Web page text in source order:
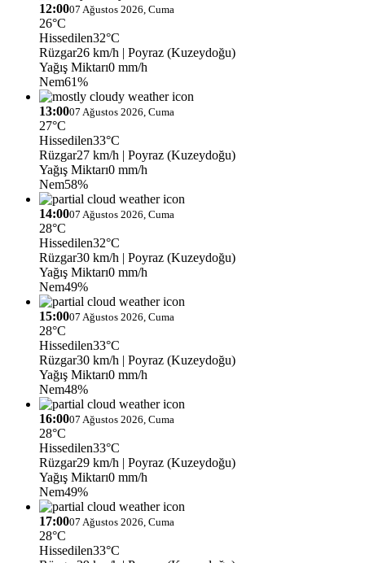
12:0007 Ağustos 2026, Cuma
26°C
Hissedilen32°C
Rüzgar26 km/h | Poyraz (Kuzeydoğu)
Yağış Miktarı0 mm/h
Nem61%
13:0007 Ağustos 2026, Cuma
27°C
Hissedilen33°C
Rüzgar27 km/h | Poyraz (Kuzeydoğu)
Yağış Miktarı0 mm/h
Nem58%
14:0007 Ağustos 2026, Cuma
28°C
Hissedilen32°C
Rüzgar30 km/h | Poyraz (Kuzeydoğu)
Yağış Miktarı0 mm/h
Nem49%
15:0007 Ağustos 2026, Cuma
28°C
Hissedilen33°C
Rüzgar30 km/h | Poyraz (Kuzeydoğu)
Yağış Miktarı0 mm/h
Nem48%
16:0007 Ağustos 2026, Cuma
28°C
Hissedilen33°C
Rüzgar29 km/h | Poyraz (Kuzeydoğu)
Yağış Miktarı0 mm/h
Nem49%
17:0007 Ağustos 2026, Cuma
28°C
Hissedilen33°C